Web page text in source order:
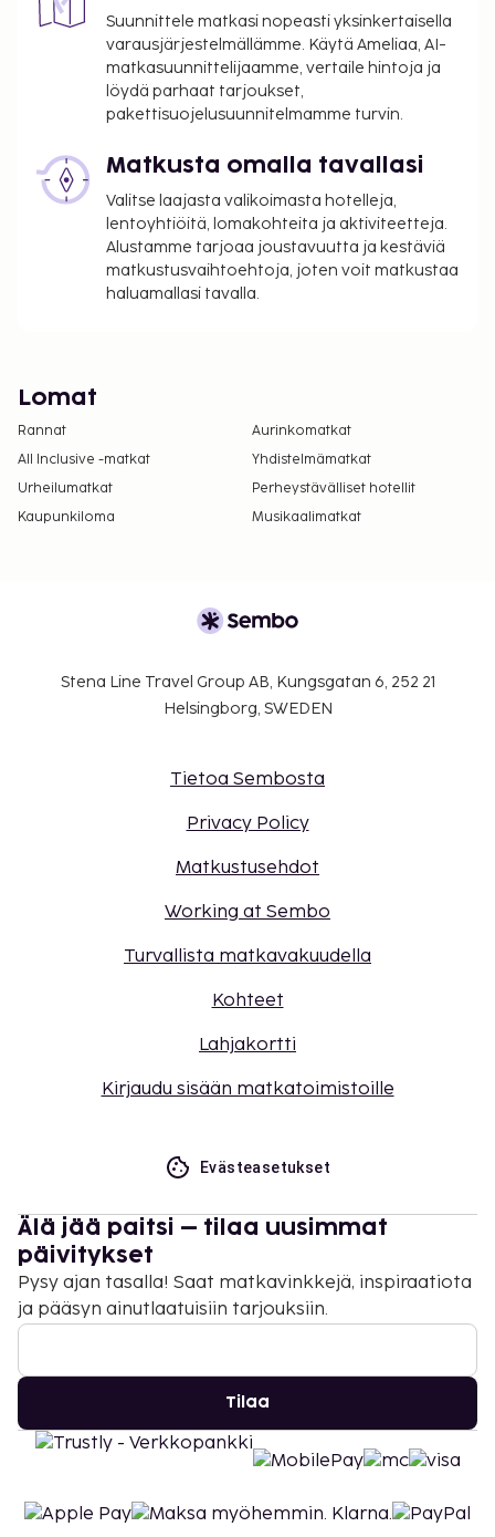
Suunnittele matkasi nopeasti yksinkertaisella
varausjärjestelmällämme. Käytä Ameliaa, AI-
matkasuunnittelijaamme, vertaile hintoja ja
löydä parhaat tarjoukset,
pakettisuojelusuunnitelmamme turvin.
Matkusta omalla tavallasi
Valitse laajasta valikoimasta hotelleja,
lentoyhtiöitä, lomakohteita ja aktiviteetteja.
Alustamme tarjoaa joustavuutta ja kestäviä
matkustusvaihtoehtoja, joten voit matkustaa
haluamallasi tavalla.
Lomat
Rannat
Aurinkomatkat
All Inclusive -matkat
Yhdistelmämatkat
Urheilumatkat
Perheystävälliset hotellit
Kaupunkiloma
Musikaalimatkat
Stena Line Travel Group AB, Kungsgatan 6, 252 21
Helsingborg, SWEDEN
Tietoa Sembosta
Privacy Policy
Matkustusehdot
Working at Sembo
Turvallista matkavakuudella
Kohteet
Lahjakortti
Kirjaudu sisään matkatoimistoille
Evästeasetukset
Älä jää paitsi – tilaa uusimmat
päivitykset
Pysy ajan tasalla! Saat matkavinkkejä, inspiraatiota
ja pääsyn ainutlaatuisiin tarjouksiin.
Tilaa